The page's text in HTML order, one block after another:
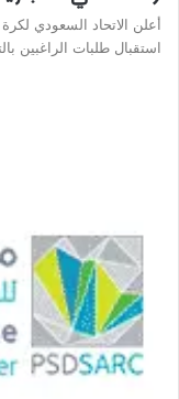
أعلن الاتحاد السعودي
استقبال طلبات الراغبين